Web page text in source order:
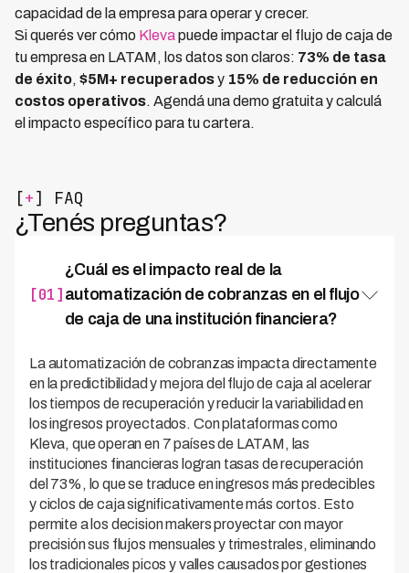
capacidad de la empresa para operar y crecer.
Si querés ver cómo Klevapuede impactar el flujo de caja de
tu empresa en LATAM, los datos son claros: 73% de tasa
de éxito, $5M+ recuperadosy 15% de reducción en
costos operativos. Agendá una demo gratuita y calculá
el impacto específico para tu cartera.
[+] FAQ
¿Tenés preguntas?
[01]
¿Cuál es el impacto real de la
automatización de cobranzas en el flujo
de caja de una institución financiera?
La automatización de cobranzas impacta directamente
en la predictibilidad y mejora del flujo de caja al acelerar
los tiempos de recuperación y reducir la variabilidad en
los ingresos proyectados. Con plataformas como
Kleva, que operan en 7 países de LATAM, las
instituciones financieras logran tasas de recuperación
del 73%, lo que se traduce en ingresos más predecibles
y ciclos de caja significativamente más cortos. Esto
permite a los decision makers proyectar con mayor
precisión sus flujos mensuales y trimestrales, eliminando
los tradicionales picos y valles causados por gestiones